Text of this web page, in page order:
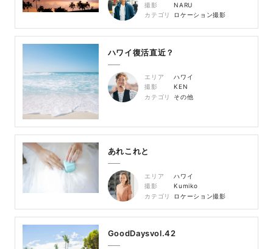
撮影
NARU
カテゴリ
ロケーション撮影
ハワイ復活直近？
エリア
ハワイ
撮影
KEN
カテゴリ
その他
あれこれと
エリア
ハワイ
撮影
Kumiko
カテゴリ
ロケーション撮影
GoodDaysvol.42